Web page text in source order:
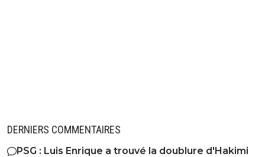
DERNIERS COMMENTAIRES
PSG : Luis Enrique a trouvé la doublure d'Hakimi